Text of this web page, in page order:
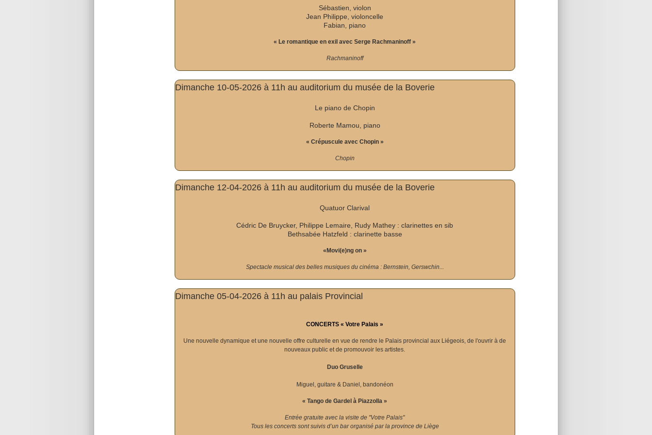
Sébastien, violon
Jean Philippe, violoncelle
Fabian, piano
« Le romantique en exil avec Serge Rachmaninoff »
Rachmaninoff
Dimanche 10-05-2026 à 11h au auditorium du musée de la Boverie
Le piano de Chopin
Roberte Mamou, piano
« Crépuscule avec Chopin »
Chopin
Dimanche 12-04-2026 à 11h au auditorium du musée de la Boverie
Quatuor Clarival
Cédric De Bruycker, Philippe Lemaire, Rudy Mathey : clarinettes en sib
Bethsabée Hatzfeld : clarinette basse
«Movi(e)ng on »
Spectacle musical des belles musiques du cinéma : Bernstein, Gerswchin...
Dimanche 05-04-2026 à 11h au palais Provincial
CONCERTS « Votre Palais »
Une nouvelle dynamique et une nouvelle offre culturelle en vue de rendre le Palais provincial aux Liégeois, de l'ouvrir à de
nouveaux public et de promouvoir les artistes.
Duo Gruselle
Miguel, guitare & Daniel, bandonéon
« Tango de Gardel à Piazzolla »
Entrée gratuite avec la visite de "Votre Palais"
Tous les concerts sont suivis d’un bar organisé par la province de Liège